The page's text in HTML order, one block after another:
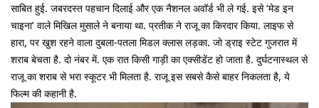
साबित हुई. जबरदस्त पहचान दिलाई और एक नैशनल अवॉर्ड भी ले गई. इसे ‘मेड इन
चाइना’ वाले मिखिल मुसाले ने बनाया था. प्रतीक ने राजू का किरदार किया. लाइफ से
हारा, पर खुश रहने वाला दुबला-पतला मिडल क्लास लड़का. जो ड्राइ स्टेट गुजरात में
शराब बेचता है. दो नंबर में. एक रात किसी गाड़ी का एक्सीडेंट हो जाता है. दुर्घटनास्थल से
राजू का शराब से भरा स्कूटर भी मिलता है. राजू इस सबसे कैसे बाहर निकलता है, ये
फिल्म की कहानी है.